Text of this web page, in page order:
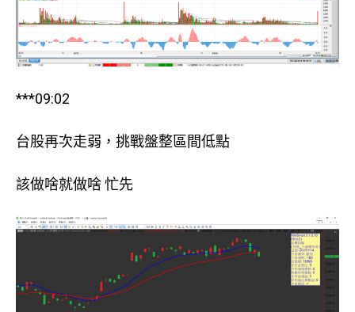
***09:02
台股再次走弱，挑戰盤整區間低點
該做啥就做啥 忙先